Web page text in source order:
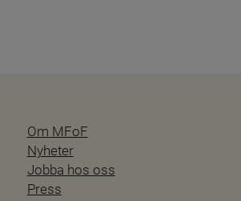
Om MFoF
Nyheter
Jobba hos oss
Press